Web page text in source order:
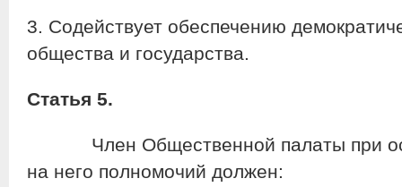
3. Содействует обеспечению
общества и государства.
Статья 5.
Член Общественной палаты при
на него полномочий должен: